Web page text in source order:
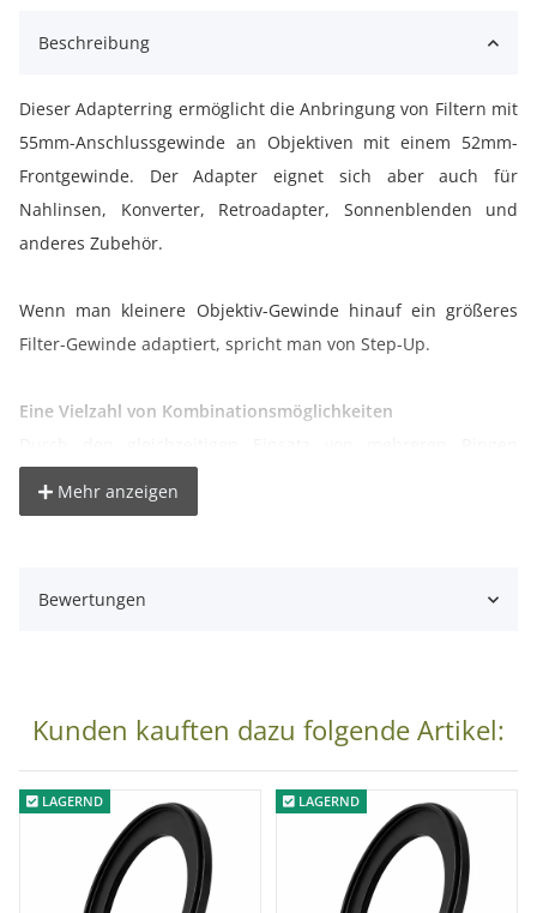
Beschreibung
Dieser Adapterring ermöglicht die Anbringung von Filtern mit
55mm-Anschlussgewinde an Objektiven mit einem 52mm-
Frontgewinde. Der Adapter eignet sich aber auch für
Nahlinsen, Konverter, Retroadapter, Sonnenblenden und
anderes Zubehör.
Wenn man kleinere Objektiv-Gewinde hinauf ein größeres
Filter-Gewinde adaptiert, spricht man von Step-Up.
Eine Vielzahl von Kombinationsmöglichkeiten
ausgleichen.
Wenn Sie mehrere Adapterringe gleichzeitig verwenden und
Material: Aluminium
Lieferumfang:
Mehr anzeigen
Bewertungen
Kunden kauften dazu folgende Artikel:
LAGERND LAGERND